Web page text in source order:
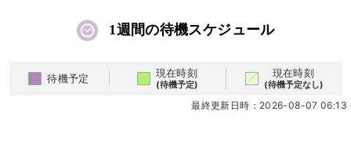
1週間の待機スケジュール
待機予定 現在時刻
(待機予定)
現在時刻
(待機予定なし)
最終更新日時：2026-08-07 06:13